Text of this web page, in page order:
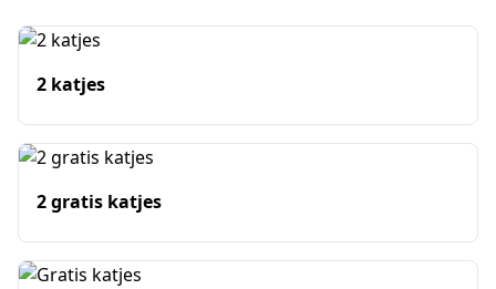
2 katjes
2 gratis katjes